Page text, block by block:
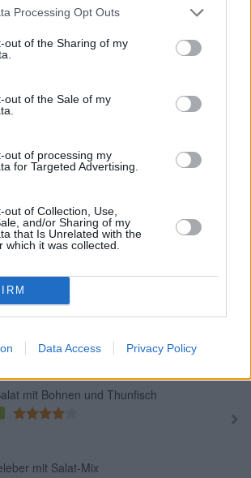
Processing Opt Outs
out of the Sharing of my
out of the Sale of my
out of processing my
for Targeted Advertising.
out of Collection, Use,
and/or Sharing of my
that Is Unrelated with the
which it was collected.
Data Access Privacy Policy
Rettich-Salat
mit Chili
Salat
Salat mit Ei und Löwenzahn
mit Bohnen und Thunfisch
mit Salat-Mix